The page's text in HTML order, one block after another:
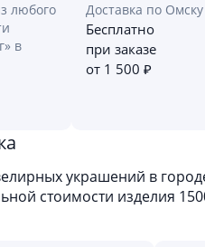
любого
в
Доставка по Омску
Бесплатно
при заказе
от 1 500 ₽
украшений в
стоимости изделия